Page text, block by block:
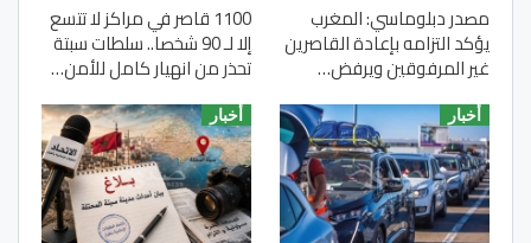
مصدر دبلوماسي: المغرب
يؤكد التزامه بإعادة القاصرين
غير المرفوقين ويرفض…
1100 قاصر في مراكز لا تتسع
إلا لـ 90 شخصا.. سلطات سبتة
تحذر من انهيار كامل للأمن…
أخبار أخبار